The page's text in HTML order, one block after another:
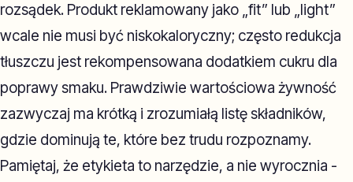
rozsądek. Produkt reklamowany jako „fit” lub „light”
wcale nie musi być niskokaloryczny; często redukcja
tłuszczu jest rekompensowana dodatkiem cukru dla
poprawy smaku. Prawdziwie wartościowa żywność
zazwyczaj ma krótką i zrozumiałą listę składników,
gdzie dominują te, które bez trudu rozpoznamy.
Pamiętaj, że etykieta to narzędzie, a nie wyrocznia -